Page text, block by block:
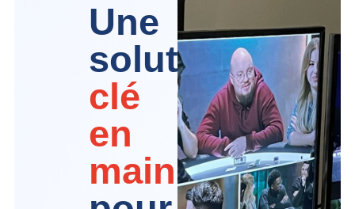
Une
solution
clé
en
main